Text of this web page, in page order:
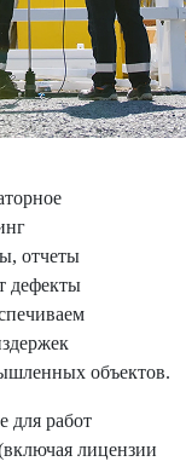
отчеты
дефекты
объектов.
для работ
лицензии